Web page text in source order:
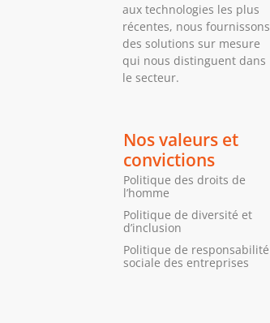
aux technologies les plus
récentes, nous fournissons
des solutions sur mesure
qui nous distinguent dans
le secteur.
Nos valeurs et
convictions
Politique des droits de
l’homme
Politique de diversité et
d’inclusion
Politique de responsabilité
sociale des entreprises